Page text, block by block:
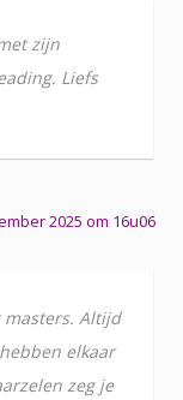
zijn
Liefs
2025 om 16u06
masters. Altijd
elkaar
zeg je